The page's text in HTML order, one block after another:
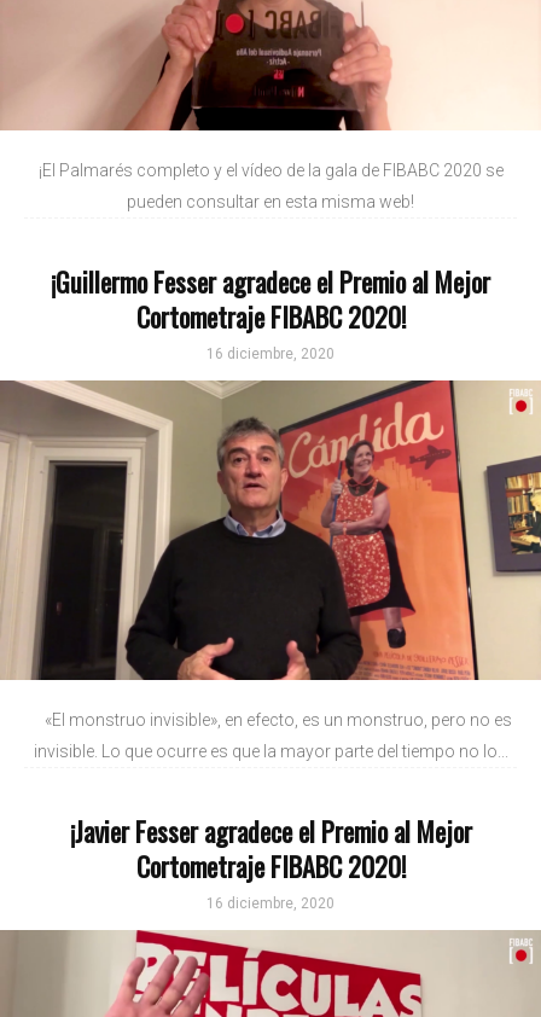
¡El Palmarés completo y el vídeo de la gala de FIBABC 2020 se
pueden consultar en esta misma web!
¡Guillermo Fesser agradece el Premio al Mejor
Cortometraje FIBABC 2020!
16 diciembre, 2020
«El monstruo invisible», en efecto, es un monstruo, pero no es
invisible. Lo que ocurre es que la mayor parte del tiempo no lo...
¡Javier Fesser agradece el Premio al Mejor
Cortometraje FIBABC 2020!
16 diciembre, 2020